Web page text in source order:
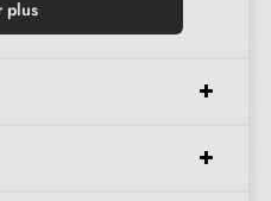
pièce haut de gamme
plus